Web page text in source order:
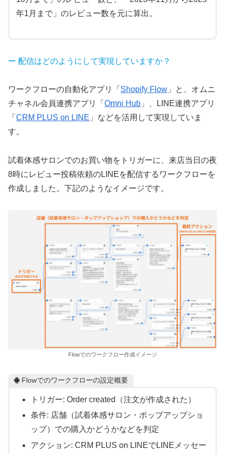
年1月まで」のレビュー数を元に算出。
ー 配信はどのようにして実現していますか？
ワークフローの自動化アプリ「 Shopify Flow 」と、オムニ
チャネル会員連携アプリ「 Omni Hub 」、LINE連携アプリ
「 CRM PLUS on LINE 」などを活用して実現していま
す。
試着体感サロンでのお買い物をトリガーに、来店当日の夜
8時にレビュー投稿依頼のLINEを配信するワークフローを
作成しました。下記のようなイメージです。
Flowでのワークフロー作成イメージ
Flowでのワークフローの設定概要
トリガー: Order created（注文が作成された）
条件: 店舗（試着体感サロン・ポップアップショ
ップ）での購入かどうかなどを判定
アクション: CRM PLUS on LINEでLINEメッセー